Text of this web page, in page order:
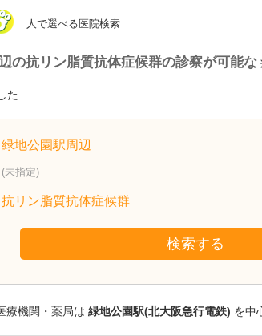
人で選べる医院検索
の抗リン脂質抗体症候群の診察が可能な
た
緑地公園駅周辺
(未指定)
抗リン脂質抗体症候群
検索する
療機関・薬局は 緑地公園駅(北大阪急行電鉄) を中